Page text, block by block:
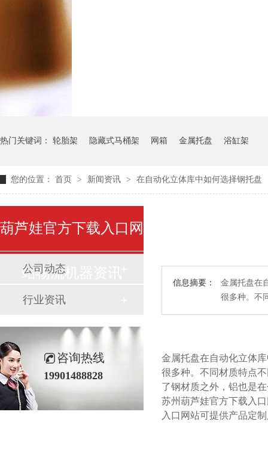
消声器料架
料架
热门关键词： 轮胎架 隐藏式马桶架 网箱 金属托盘 浴缸架
您的位置： 首页 > 新闻资讯 > 在自动化立体库中如何选择钢托盘
信息摘要：
金属托盘在
很多种
金属托盘在自动化立体库中
很多种。不同材质特点
了钢材质之外，铝也是
苏州葫芦娃官方下载入口
入口网站可提供产品定制
葫芦娃官方下载入口网
站物流机器资讯
公司动态
行业资讯
咨询热线
19901488828